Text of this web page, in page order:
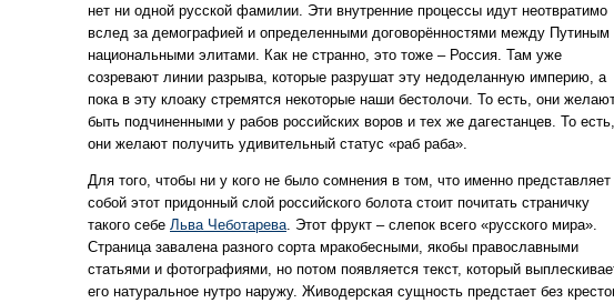
нет ни одной русской фамилии. Эти внутренние процессы идут неотвратимо
вслед за демографией и определенными договорённостями между Путиным
национальными элитами. Как не странно, это тоже – Россия. Там уже
созревают линии разрыва, которые разрушат эту недоделанную империю, а
пока в эту клоаку стремятся некоторые наши бестолочи. То есть, они
быть подчиненными у рабов российских воров и тех же дагестанцев. То есть,
они желают получить удивительный статус «раб раба».
Для того, чтобы ни у кого не было сомнения в том, что именно представляет
собой этот придонный слой российского болота стоит почитать страничку
такого себе Льва Чеботарева . Этот фрукт – слепок всего «русского мира».
Страница завалена разного сорта мракобесными, якобы православными
статьями и фотографиями, но потом появляется текст, который
его натуральное нутро наружу. Живодерская сущность предстает без